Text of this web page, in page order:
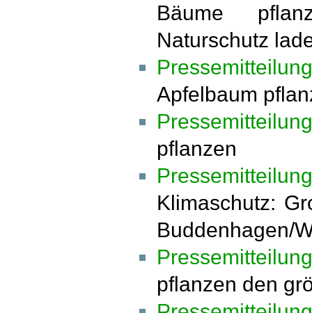
Bäume
Naturschutz
Apfelbaum
pflanzen
Klimaschutz:
Buddenhagen/
pflanzen den